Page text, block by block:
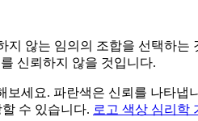
않는 임의의 조합을 선택하
신뢰하지 않을 것입니다.
세요. 파란색은 신뢰를 나타
수 있습니다. 로고 색상 심리학